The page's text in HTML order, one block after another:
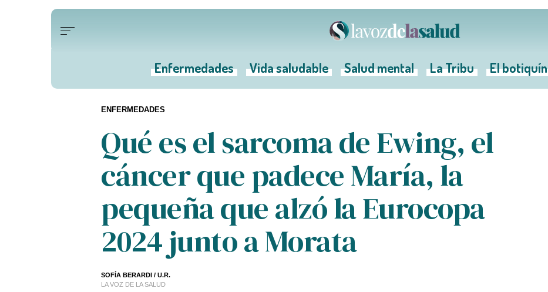
Enfermedades Vida saludable Salud mental La Tribu El botiquín
Qué es el sarcoma de Ewing, el
cáncer que padece María, la
pequeña que alzó la Eurocopa
2024 junto a Morata
SOFÍA BERARDI / U.R.
LA VOZ DE LA SALUD
ENFERMEDADES